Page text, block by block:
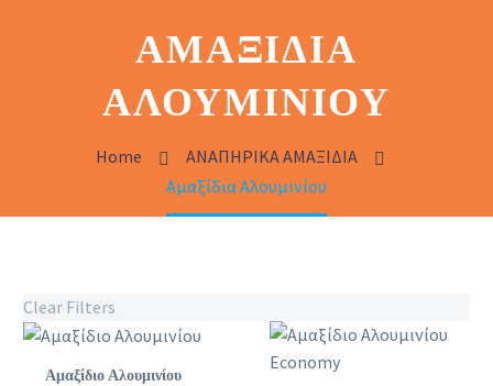
ΑΜΑΞΊΔΙΑ
ΑΛΟΥΜΙΝΊΟΥ
Home
ΑΝΑΠΗΡΙΚΑ ΑΜΑΞΙΔΙΑ
Αμαξίδια Αλουμινίου
Clear Filters
Αμαξίδιο Αλουμινίου